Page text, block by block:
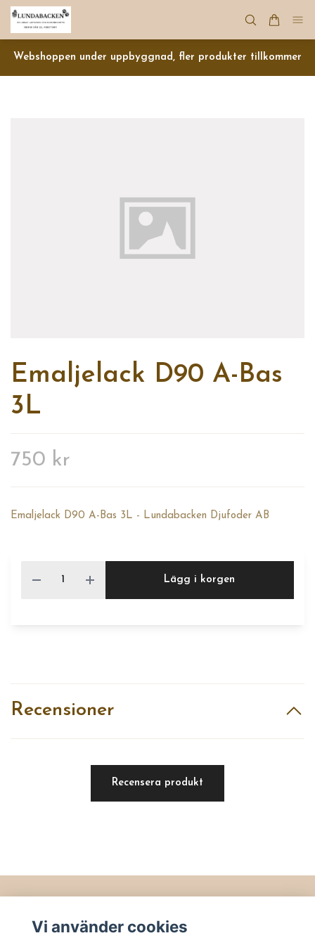
Webshoppen under uppbyggnad, fler produkter tillkommer
Emaljelack D90 A-Bas
3L
750 kr
Emaljelack D90 A-Bas 3L - Lundabacken Djufoder AB
Lägg i korgen
Recensioner
Recensera produkt
Köpvillkor
Vi använder cookies